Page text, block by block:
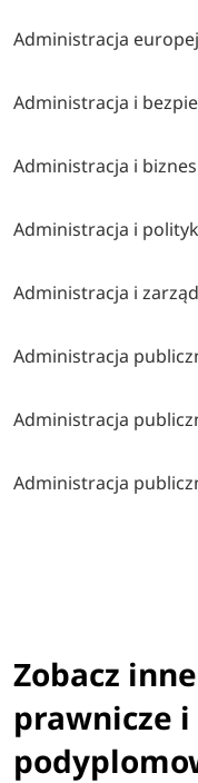
Administracja
Administracja i
Administracja i biznes
Administracja i
Administracja i
Administracja
Administracja
Zobacz
prawnicze